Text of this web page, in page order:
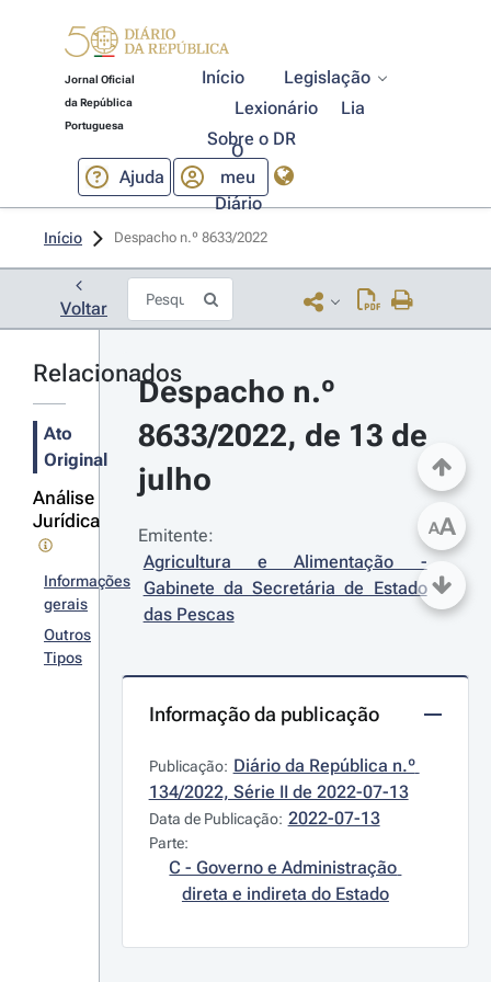
Jornal Oficial
da República
Portuguesa
Início
Legislação
Lexionário
Lia
Sobre o DR
Ajuda
O
meu
Diário
Início Despacho n.º 8633/2022
Voltar
Relacionados
Ato
Original
Análise
Jurídica
Informações
gerais
Outros
Tipos
Despacho n.º
8633/2022, de 13 de
julho
Emitente:
Agricultura e Alimentação -
Gabinete da Secretária de Estado
das Pescas
Informação da publicação
Publicação: Diário da República n.º
134/2022, Série II de 2022-07-13
Data de Publicação: 2022-07-13
Parte:
C - Governo e Administração
direta e indireta do Estado
AA